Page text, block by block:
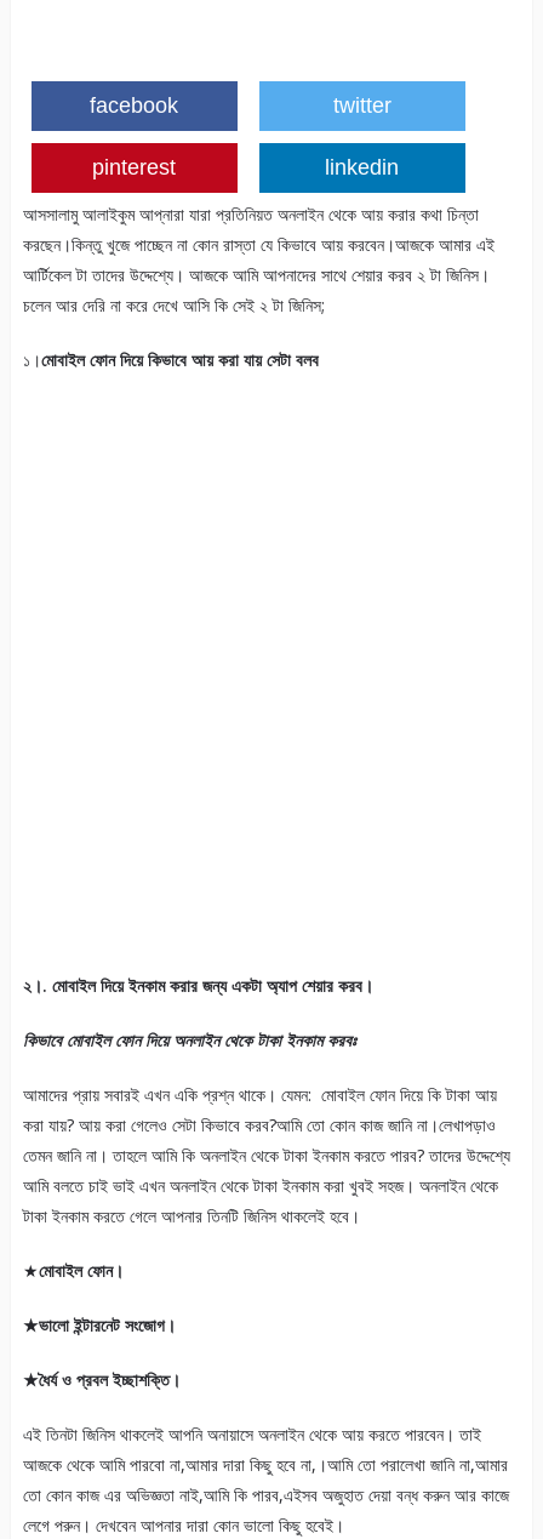
facebook twitter
pinterest linkedin
আসসালামু আলাইকুম আপ্নারা যারা প্রতিনিয়ত অনলাইন থেকে আয় করার কথা চিন্তা
করছেন।কিন্তু খুজে পাচ্ছেন না কোন রাস্তা যে কিভাবে আয় করবেন।আজকে আমার এই
আর্টিকেল টা তাদের উদ্দেশ্যে। আজকে আমি আপনাদের সাথে শেয়ার করব ২ টা জিনিস।
চলেন আর দেরি না করে দেখে আসি কি সেই ২ টা জিনিস;
১।মোবাইল ফোন দিয়ে কিভাবে আয় করা যায় সেটা বলব
২।. মোবাইল দিয়ে ইনকাম করার জন্য একটা অ্যাপ শেয়ার করব।
কিভাবে মোবাইল ফোন দিয়ে অনলাইন থেকে টাকা ইনকাম করবঃ
আমাদের প্রায় সবারই এখন একি প্রশ্ন থাকে। যেমন: মোবাইল ফোন দিয়ে কি টাকা আয়
করা যায়? আয় করা গেলেও সেটা কিভাবে করব?আমি তো কোন কাজ জানি না।লেখাপড়াও
তেমন জানি না। তাহলে আমি কি অনলাইন থেকে টাকা ইনকাম করতে পারব? তাদের উদ্দেশ্যে
আমি বলতে চাই ভাই এখন অনলাইন থেকে টাকা ইনকাম করা খুবই সহজ। অনলাইন থেকে
টাকা ইনকাম করতে গেলে আপনার তিনটি জিনিস থাকলেই হবে।
★মোবাইল ফোন।
★ভালো ইন্টারনেট সংজোগ।
★ধৈর্য ও প্রবল ইচ্ছাশক্তি।
এই তিনটা জিনিস থাকলেই আপনি অনায়াসে অনলাইন থেকে আয় করতে পারবেন। তাই
আজকে থেকে আমি পারবো না,আমার দারা কিছু হবে না,।আমি তো পরালেখা জানি না,আমার
তো কোন কাজ এর অভিজ্ঞতা নাই,আমি কি পারব,এইসব অজুহাত দেয়া বন্ধ করুন আর কাজে
লেগে পরুন। দেখবেন আপনার দারা কোন ভালো কিছু হবেই।